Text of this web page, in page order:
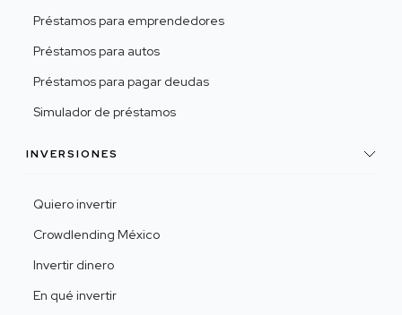
Préstamos para emprendedores
Préstamos para autos
Préstamos para pagar deudas
Simulador de préstamos
INVERSIONES
Quiero invertir
Crowdlending México
Invertir dinero
En qué invertir